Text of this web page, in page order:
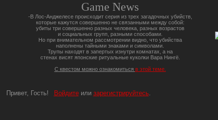
Game News
-В Лос-Анджелесе происходит серия из трех загадочных убийств,
которые кажутся совершенно не связанными между собой:
убиты три совершенно разных человека, разных возрастов
и социальных групп, разными способами.
Но при внимательном рассмотрении видно, что убийства
наполнены тайными знаками и символами.
Трупы находят в запертых изнутри комнатах, а на
стенах висят японские ритуальные куколки Вара Нингё.
С квестом можно ознакомиться в этой теме.
Привет, Гость! Войдитеили зарегистрируйтесь.